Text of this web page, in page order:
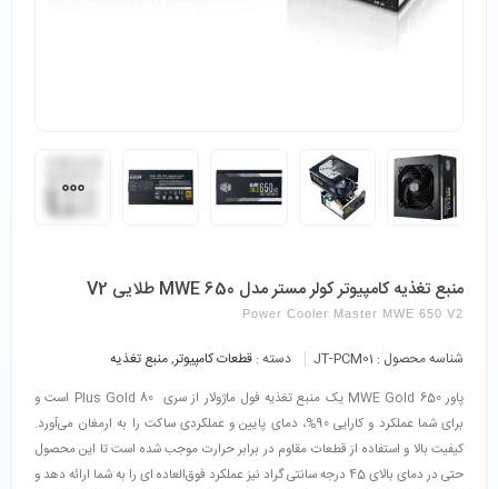
منبع تغذیه کامپیوتر کولر مستر مدل MWE 650 طلایی V2
Power Cooler Master MWE 650 V2
شناسه محصول : JT-PCM01 دسته : قطعات کامپیوتر,منبع تغذیه
پاور MWE Gold 650 یک منبع تغذیه فول ماژولار از سری Plus Gold 80 است و
برای شما عملکرد و کارایی 90%، دمای پایین و عملکردی ساکت را به ارمغان می‌آورد.
کیفیت بالا و استفاده از قطعات مقاوم در برابر حرارت موجب شده است تا این محصول
حتی در دمای بالای 45 درجه سانتی گراد نیز عملکرد فوق‌العاده ای را به شما ارائه دهد و